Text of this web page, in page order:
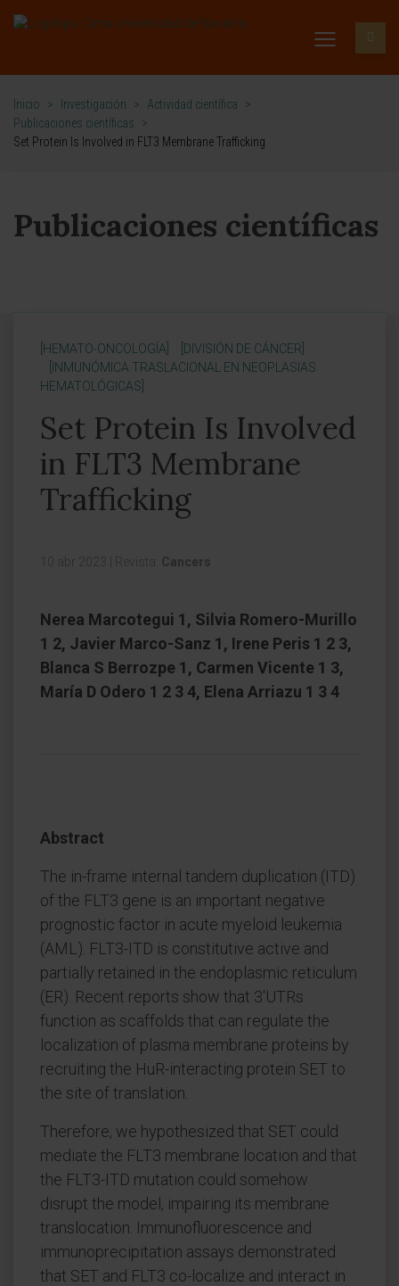
Inicio > Investigación > Actividad científica
>
Publicaciones científicas
>
Set Protein Is Involved in FLT3 Membrane Trafficking
Publicaciones científicas
[HEMATO-ONCOLOGÍA]
[DIVISIÓN DE CÁNCER]
[INMUNÓMICA TRASLACIONAL EN NEOPLASIAS
HEMATOLÓGICAS]
Set Protein Is Involved
in FLT3 Membrane
Trafficking
10 abr 2023 Revista: Cancers
Nerea Marcotegui 1, Silvia Romero-Murillo
1 2, Javier Marco-Sanz 1, Irene Peris 1 2 3,
Blanca S Berrozpe 1, Carmen Vicente 1 3,
María D Odero 1 2 3 4, Elena Arriazu 1 3 4
Abstract
The in-frame internal tandem duplication (ITD)
of the FLT3 gene is an important negative
prognostic factor in acute myeloid leukemia
(AML). FLT3-ITD is constitutive active and
partially retained in the endoplasmic reticulum
(ER). Recent reports show that 3'UTRs
function as scaffolds that can regulate the
localization of plasma membrane proteins by
recruiting the HuR-interacting protein SET to
the site of translation.
Therefore, we hypothesized that SET could
mediate the FLT3 membrane location and that
the FLT3-ITD mutation could somehow
disrupt the model, impairing its membrane
translocation. Immunofluorescence and
immunoprecipitation assays demonstrated
that SET and FLT3 co-localize and interact in